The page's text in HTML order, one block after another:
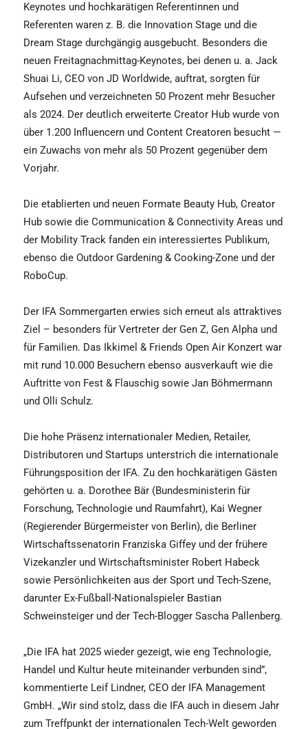
Keynotes und hochkarätigen Referentinnen und
Referenten waren z. B. die Innovation Stage und die
Dream Stage durchgängig ausgebucht. Besonders die
neuen Freitagnachmittag-Keynotes, bei denen u. a. Jack
Shuai Li, CEO von JD Worldwide, auftrat, sorgten für
Aufsehen und verzeichneten 50 Prozent mehr Besucher
als 2024. Der deutlich erweiterte Creator Hub wurde von
über 1.200 Influencern und Content Creatoren besucht —
ein Zuwachs von mehr als 50 Prozent gegenüber dem
Vorjahr.
Die etablierten und neuen Formate Beauty Hub, Creator
Hub sowie die Communication & Connectivity Areas und
der Mobility Track fanden ein interessiertes Publikum,
ebenso die Outdoor Gardening & Cooking-Zone und der
RoboCup.
Der IFA Sommergarten erwies sich erneut als attraktives
Ziel – besonders für Vertreter der Gen Z, Gen Alpha und
für Familien. Das Ikkimel & Friends Open Air Konzert war
mit rund 10.000 Besuchern ebenso ausverkauft wie die
Auftritte von Fest & Flauschig sowie Jan Böhmermann
und Olli Schulz.
Die hohe Präsenz internationaler Medien, Retailer,
Distributoren und Startups unterstrich die internationale
Führungsposition der IFA. Zu den hochkarätigen Gästen
gehörten u. a. Dorothee Bär (Bundesministerin für
Forschung, Technologie und Raumfahrt), Kai Wegner
(Regierender Bürgermeister von Berlin), die Berliner
Wirtschaftssenatorin Franziska Giffey und der frühere
Vizekanzler und Wirtschaftsminister Robert Habeck
sowie Persönlichkeiten aus der Sport und Tech-Szene,
darunter Ex-Fußball-Nationalspieler Bastian
Schweinsteiger und der Tech-Blogger Sascha Pallenberg.
„Die IFA hat 2025 wieder gezeigt, wie eng Technologie,
Handel und Kultur heute miteinander verbunden sind”,
kommentierte Leif Lindner, CEO der IFA Management
GmbH. „Wir sind stolz, dass die IFA auch in diesem Jahr
zum Treffpunkt der internationalen Tech-Welt geworden